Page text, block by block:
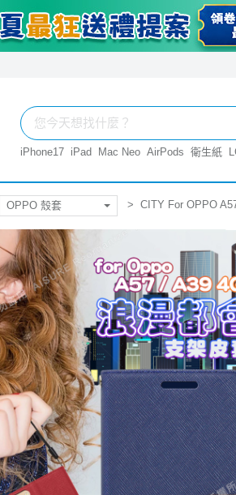
iPhone17 iPad Mac Neo AirPods 衛生紙
OPPO 殼套 CITY For OPPO